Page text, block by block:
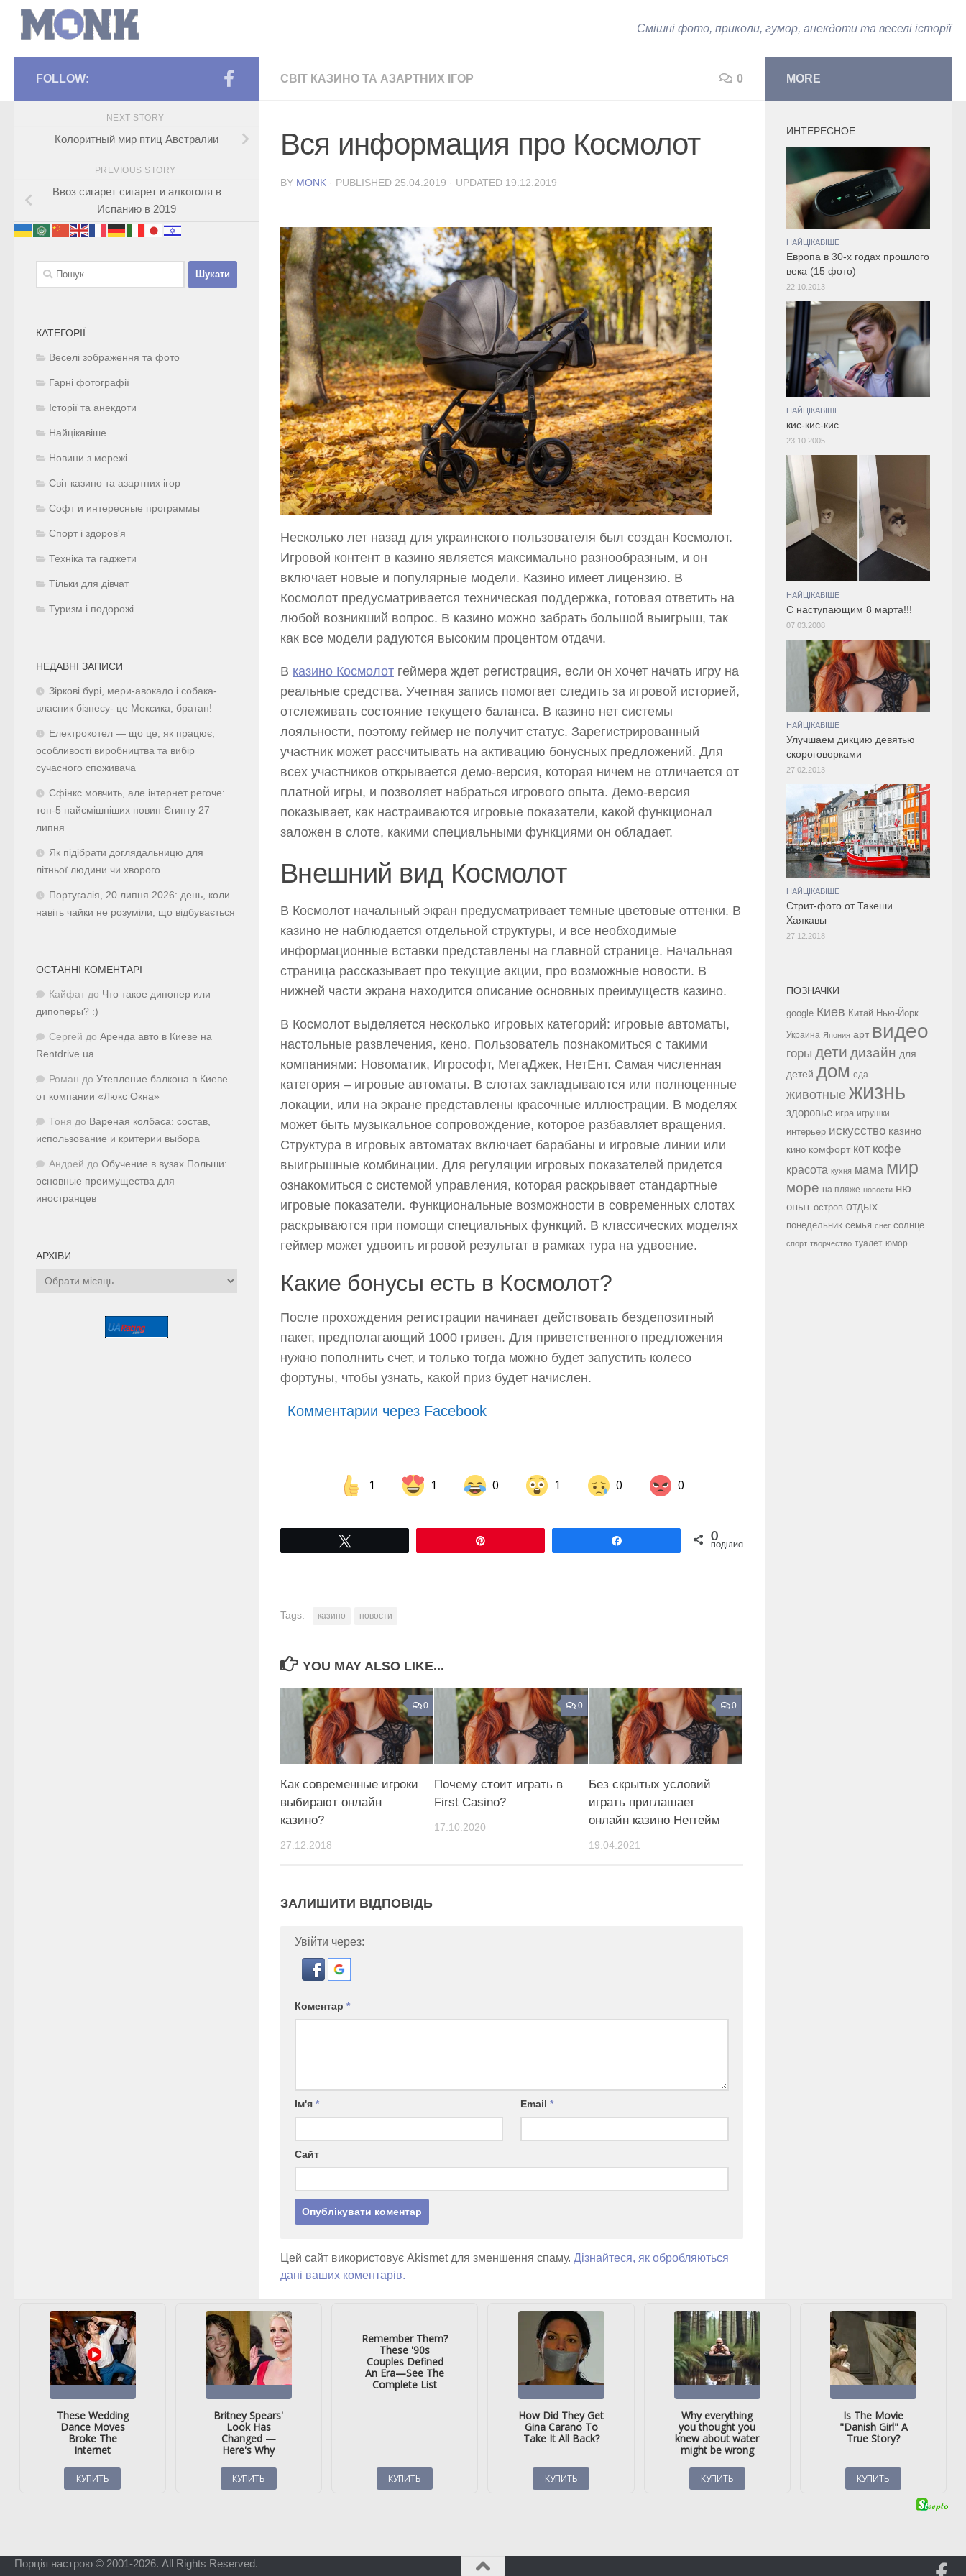
Смішні фото, приколи, гумор, анекдоти та веселі історії
СВІТ КАЗИНО ТА АЗАРТНИХ ІГОР 0
Вся информация про Космолот
BY MONK · PUBLISHED 25.04.2019 · UPDATED 19.12.2019
Несколько лет назад для украинского пользователя был создан Космолот.
Игровой контент в казино является максимально разнообразным, и он
включает новые и популярные модели. Казино имеет лицензию. В
Космолот предусматривается техническая поддержка, готовая ответить на
любой возникший вопрос. В казино можно забрать большой выигрыш, так
как все модели радуются высоким процентом отдачи.
В казино Космолот геймера ждет регистрация, если он хочет начать игру на
реальные средства. Учетная запись помогает следить за игровой историей,
отслеживать состояние текущего баланса. В казино нет системы
лояльности, поэтому геймер не получит статус. Зарегистрированный
участник может рассчитывать на активацию бонусных предложений. Для
всех участников открывается демо-версия, которая ничем не отличается от
платной игры, и позволяет набраться игрового опыта. Демо-версия
показывает, как настраиваются игровые показатели, какой функционал
заложен в слоте, какими специальными функциями он обладает.
Внешний вид Космолот
В Космолот начальный экран предусматривает темные цветовые оттенки. В
казино не наблюдается отдельной структуры, и все необходимые
информационные вставки представлены на главной странице. Начальная
страница рассказывает про текущие акции, про возможные новости. В
нижней части экрана находится описание основных преимуществ казино.
В Космолот выделяется несколько игровых категорий: игровые автоматы,
настольные развлечения, кено. Пользователь познакомиться с такими
компаниями: Новоматик, Игрософт, МегаДжек, НетЕнт. Самая численная
категория – игровые автоматы. В слотах закладываются или полноценные
локации, или на экране представлены красочные иллюстрации. В моделях
может быть музыкальное сопровождение, которое разбавляет вращения.
Структура в игровых автоматах включает барабаны и игровые линии или
выигрышные комбинации. Для регуляции игровых показателей придется
ознакомиться с системой управления, которая раскрывает стандартные
игровые показатели. Функциональные возможности в современных слотах
раскрываются при помощи специальных функций. В классических моделях
геймер может удвоить игровой результат в рамках тура на удвоение.
Какие бонусы есть в Космолот?
После прохождения регистрации начинает действовать бездепозитный
пакет, предполагающий 1000 гривен. Для приветственного предложения
нужно пополнить счет, и только тогда можно будет запустить колесо
фортуны, чтобы узнать, какой приз будет начислен.
Комментарии через Facebook
1 1 0 1 0 0
Share on Facebook Share on LinkedIn Share on Twitter 0
ПОДІЛИСЬ
Tags: казино новости
YOU MAY ALSO LIKE...
0
Как современные игроки
выбирают онлайн
казино?
27.12.2018
0
Почему стоит играть в
First Casino?
17.10.2020
0
Без скрытых условий
играть приглашает
онлайн казино Нетгейм
19.04.2021
ЗАЛИШИТИ ВІДПОВІДЬ
Увійти через:
Коментар *
Ім'я * Email*
Сайт
Цей сайт використовує Akismet для зменшення спаму. Дізнайтеся, як обробляються
дані ваших коментарів.
FOLLOW:
NEXT STORY
Колоритный мир птиц Австралии
PREVIOUS STORY
Ввоз сигарет сигарет и алкоголя в
Испанию в 2019
Пошук:
КАТЕГОРІЇ
Веселі зображення та фото
Гарні фотографії
Історії та анекдоти
Найцікавіше
Новини з мережі
Світ казино та азартних ігор
Софт и интересные программы
Спорт і здоров'я
Техніка та гаджети
Тільки для дівчат
Туризм і подорожі
НЕДАВНІ ЗАПИСИ
Зіркові бурі, мери-авокадо і собака-
власник бізнесу- це Мексика, братан!
Електрокотел — що це, як працює,
особливості виробництва та вибір
сучасного споживача
Сфінкс мовчить, але інтернет регоче:
топ-5 найсмішніших новин Єгипту 27
липня
Як підібрати доглядальницю для
літньої людини чи хворого
Португалія, 20 липня 2026: день, коли
навіть чайки не розуміли, що відбувається
ОСТАННІ КОМЕНТАРІ
Кайфат до Что такое дипопер или
дипоперы? :)
Сергей до Аренда авто в Киеве на
Rentdrive.ua
Роман до Утепление балкона в Киеве
от компании «Люкс Окна»
Тоня до Вареная колбаса: состав,
использование и критерии выбора
Андрей до Обучение в вузах Польши:
основные преимущества для
иностранцев
АРХІВИ
Архіви
MORE
ИНТЕРЕСНОЕ
НАЙЦІКАВІШЕ
Европа в 30-х годах прошлого
века (15 фото)
22.10.2013
НАЙЦІКАВІШЕ
кис-кис-кис
23.10.2005
НАЙЦІКАВІШЕ
С наступающим 8 марта!!!
07.03.2008
НАЙЦІКАВІШЕ
Улучшаем дикцию девятью
скороговорками
27.02.2013
НАЙЦІКАВІШЕ
Стрит-фото от Такеши
Хаякавы
27.12.2018
ПОЗНАЧКИ
google Киев Китай Нью-Йорк
Украина Япония арт видео
горы дети дизайн для
детей дом еда
животные жизнь
здоровье игра игрушки
интерьер искусство казино
кино комфорт кот кофе
красота кухня мама мир
море на пляже новости ню
опыт остров отдых
понедельник семья снег солнце
спорт творчество туалет юмор
Порція настрою © 2001-2026. All Rights Reserved.